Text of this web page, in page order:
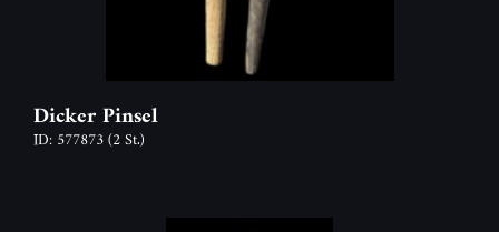
Dicker Pinsel
ID: 577873(2 St.)